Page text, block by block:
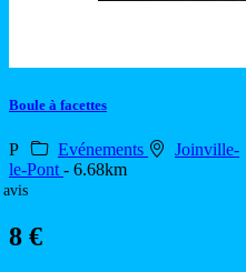
Boule à facettes
P Evénements
Joinville-
le-Pont - 6.68km
avis
8 €